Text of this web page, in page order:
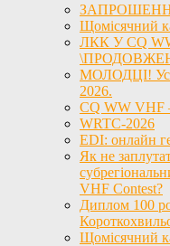
Щомісячний
ЛКК У CQ
МОЛОДЦІ!
2026.
CQ WW VHF
WRTC-2026
EDI: онлайн
Як не
VHF Contest?
Диплом 100
Щомісячний